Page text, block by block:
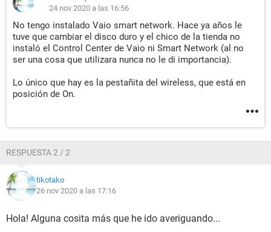
24 nov 2020 a las 16:56
No tengo instalado Vaio smart network. Hace ya años le
tuve que cambiar el disco duro y el chico de la tienda no
instaló el Control Center de Vaio ni Smart Network (al no
ser una cosa que utilizara nunca no le di importancia).
Lo único que hay es la pestañita del wireless, que está en
posición de On.
RESPUESTA 2 / 2
tikotako
26 nov 2020 a las 17:16
Hola! Alguna cosita más que he ido averiguando...